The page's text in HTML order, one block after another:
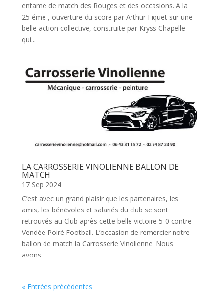
entame de match des Rouges et des occasions. A la
25 éme , ouverture du score par Arthur Fiquet sur une
belle action collective, construite par Kryss Chapelle
qui...
LA CARROSSERIE VINOLIENNE BALLON DE
MATCH
17 Sep 2024
C’est avec un grand plaisir que les partenaires, les
amis, les bénévoles et salariés du club se sont
retrouvés au Club après cette belle victoire 5-0 contre
Vendée Poiré Football. L’occasion de remercier notre
ballon de match la Carrosserie Vinolienne. Nous
avons...
« Entrées précédentes